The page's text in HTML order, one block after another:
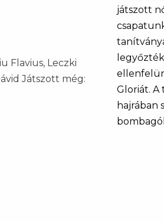
Flavius, Leczki
Játszott még:
játszott
Gloriát. A
hajrában